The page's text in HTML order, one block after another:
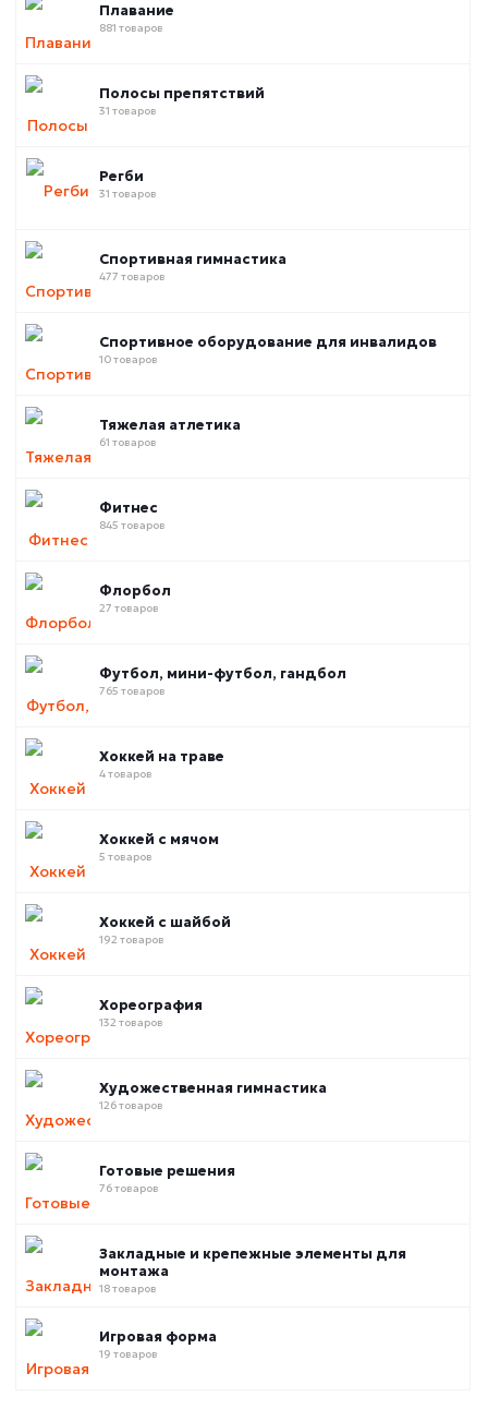
Плавание
881 товаров
Полосы препятствий
31 товаров
Регби
31 товаров
Спортивная гимнастика
477 товаров
Спортивное оборудование для инвалидов
10 товаров
Тяжелая атлетика
61 товаров
Фитнес
845 товаров
Флорбол
27 товаров
Футбол, мини-футбол, гандбол
765 товаров
Хоккей на траве
4 товаров
Хоккей с мячом
5 товаров
Хоккей с шайбой
192 товаров
Хореография
132 товаров
Художественная гимнастика
126 товаров
Готовые решения
76 товаров
Закладные и крепежные элементы для
монтажа
18 товаров
Игровая форма
19 товаров